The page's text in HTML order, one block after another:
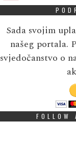
Sada svojim
našeg portala.
svjedočanstvo o
FOLLOW